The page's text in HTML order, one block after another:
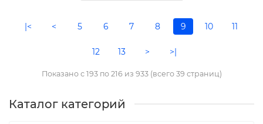
|< < 5 6 7 8 9 10 11
12 13 > >|
Показано с 193 по 216 из 933 (всего 39 страниц)
Каталог категорий